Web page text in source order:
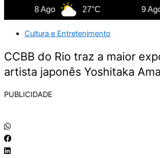
8 Ago 27°C 9 Ago
Cultura e Entretenimento
CCBB do Rio traz a maior
artista japonês Yoshitaka
PUBLICIDADE